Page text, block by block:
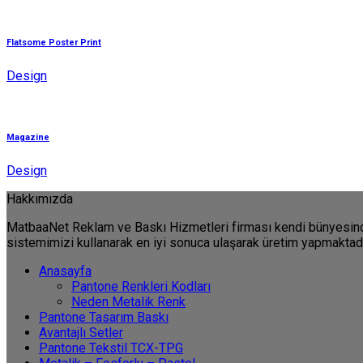
Flatsome Poster Print
Design
Magazine
Design
Hakkımızda
MatbaaNet Reklam ve Baskı Hizmetleri firması kendi
sistemimizi kullanarak en iyi sonuca ulaşarak üretim
Anasayfa
Pantone Renkleri Kodları
Neden Metalik Renk
Pantone Tasarım Baskı
Avantajlı Setler
Pantone Tekstil TCX-TPG